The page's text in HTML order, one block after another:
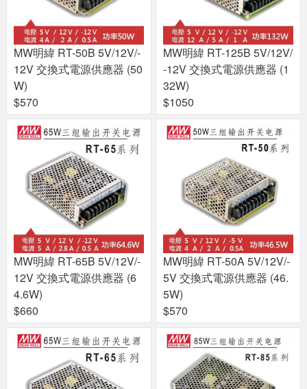
MW明緯 RT-50B 5V/12V/-
12V 交換式電源供應器 (50
W)
$570
MW明緯 RT-125B 5V/12V/
-12V 交換式電源供應器 (1
32W)
$1050
MW明緯 RT-65B 5V/12V/-
12V 交換式電源供應器 (6
4.6W)
$660
MW明緯 RT-50A 5V/12V/-
5V 交換式電源供應器 (46.
5W)
$570